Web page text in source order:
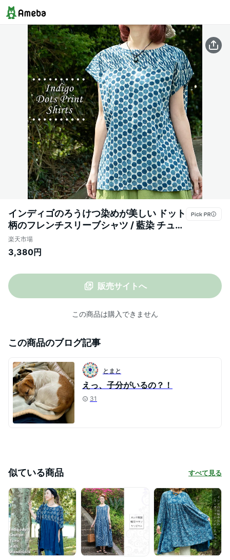
インディゴのろうけつ染めが美しい ドット
柄のフレンチスリーブシャツ / 藍染 チュニ
ック TIRAKITA(ティラキタ) レディース エ
スニック アジアン 半袖 トップス エスニッ
ファッション
楽天市場
3,380円
販売サイトへ
この商品は購入できません
この商品のブログ記事
とまと
えっ、子分がいるの？！
31
似ている商品 すべて見る